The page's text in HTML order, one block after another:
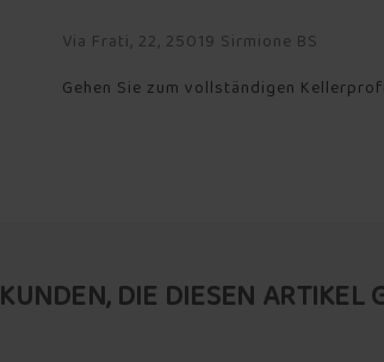
Via Frati, 22, 25019 Sirmione BS
Gehen Sie zum vollständigen
KUNDEN, DIE DIESEN ARTIKEL